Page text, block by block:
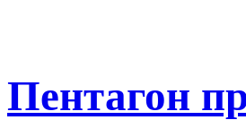
Пентагон